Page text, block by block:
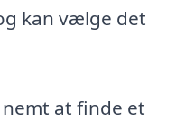
kan vælge det
at finde et